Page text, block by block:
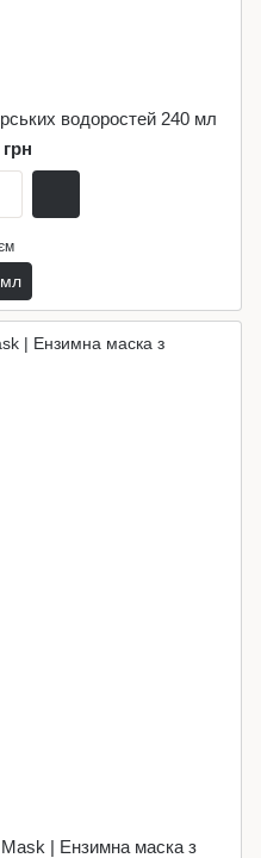
водоростей 240 мл
| Ензимна маска з